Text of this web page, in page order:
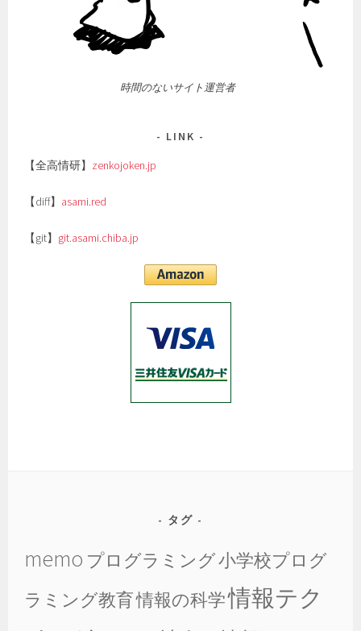
時間のないサイト運営者
LINK
【全高情研】 zenkojoken.jp
【diff】 asami.red
【git】 git.asami.chiba.jp
タグ
memo プログラミング小学校プログ
ラミング教育情報の科学情報テク